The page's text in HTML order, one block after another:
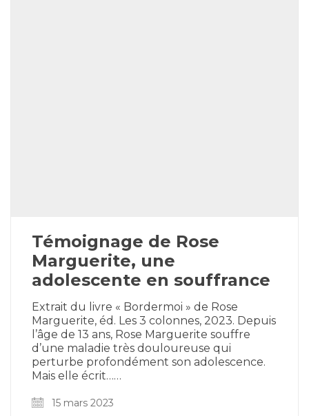
Témoignage de Rose
Marguerite, une
adolescente en souffrance
Extrait du livre « Bordermoi » de Rose
Marguerite, éd. Les 3 colonnes, 2023. Depuis
l’âge de 13 ans, Rose Marguerite souffre
d’une maladie très douloureuse qui
perturbe profondément son adolescence.
Mais elle écrit……
15 mars 2023